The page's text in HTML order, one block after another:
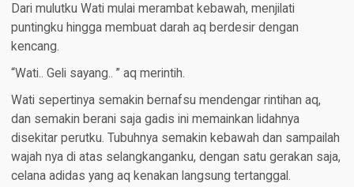
Dari mulutku Wati mulai merambat kebawah, menjilati
puntingku hingga membuat darah aq berdesir dengan
kencang.
“Wati.. Geli sayang.. ” aq merintih.
Wati sepertinya semakin bernafsu mendengar rintihan aq,
dan semakin berani saja gadis ini memainkan lidahnya
disekitar perutku. Tubuhnya semakin kebawah dan sampailah
wajah nya di atas selangkanganku, dengan satu gerakan saja,
celana adidas yang aq kenakan langsung tertanggal.